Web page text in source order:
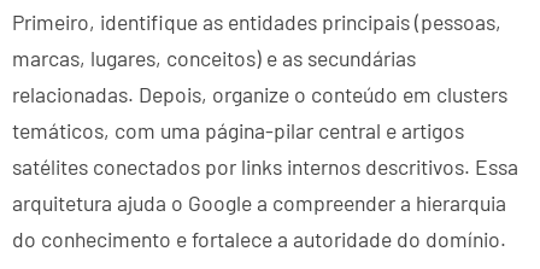
Primeiro, identifique as entidades principais (pessoas,
marcas, lugares, conceitos) e as secundárias
relacionadas. Depois, organize o conteúdo em clusters
temáticos, com uma página-pilar central e artigos
satélites conectados por links internos descritivos. Essa
arquitetura ajuda o Google a compreender a hierarquia
do conhecimento e fortalece a autoridade do domínio.